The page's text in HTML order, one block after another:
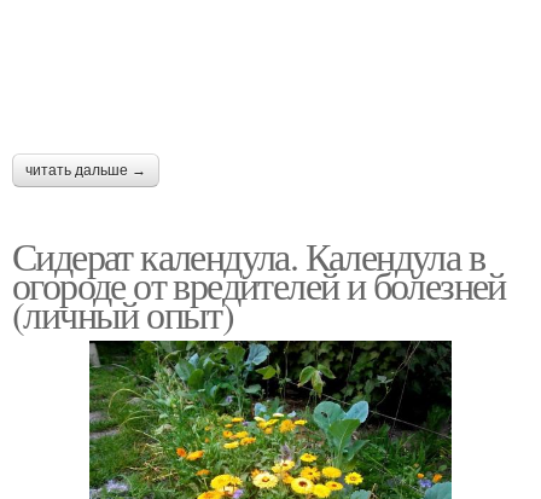
читать дальше →
Сидерат календула. Календула в
огороде от вредителей и болезней
(личный опыт)